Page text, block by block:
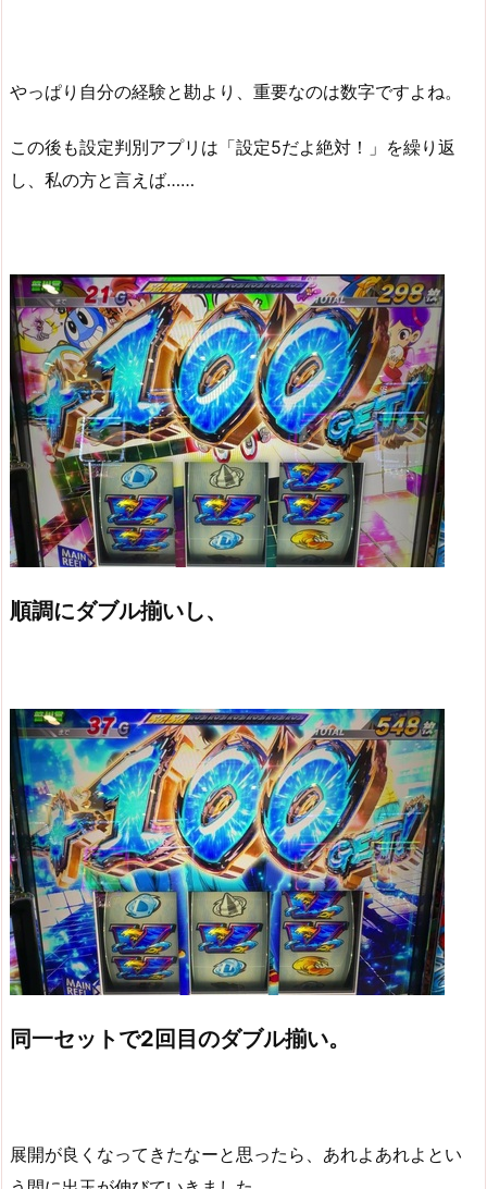
やっぱり自分の経験と勘より、重要なのは数字ですよね。
この後も設定判別アプリは「設定5だよ絶対！」を繰り返
し、私の方と言えば……
順調にダブル揃いし、
同一セットで2回目のダブル揃い。
展開が良くなってきたなーと思ったら、あれよあれよとい